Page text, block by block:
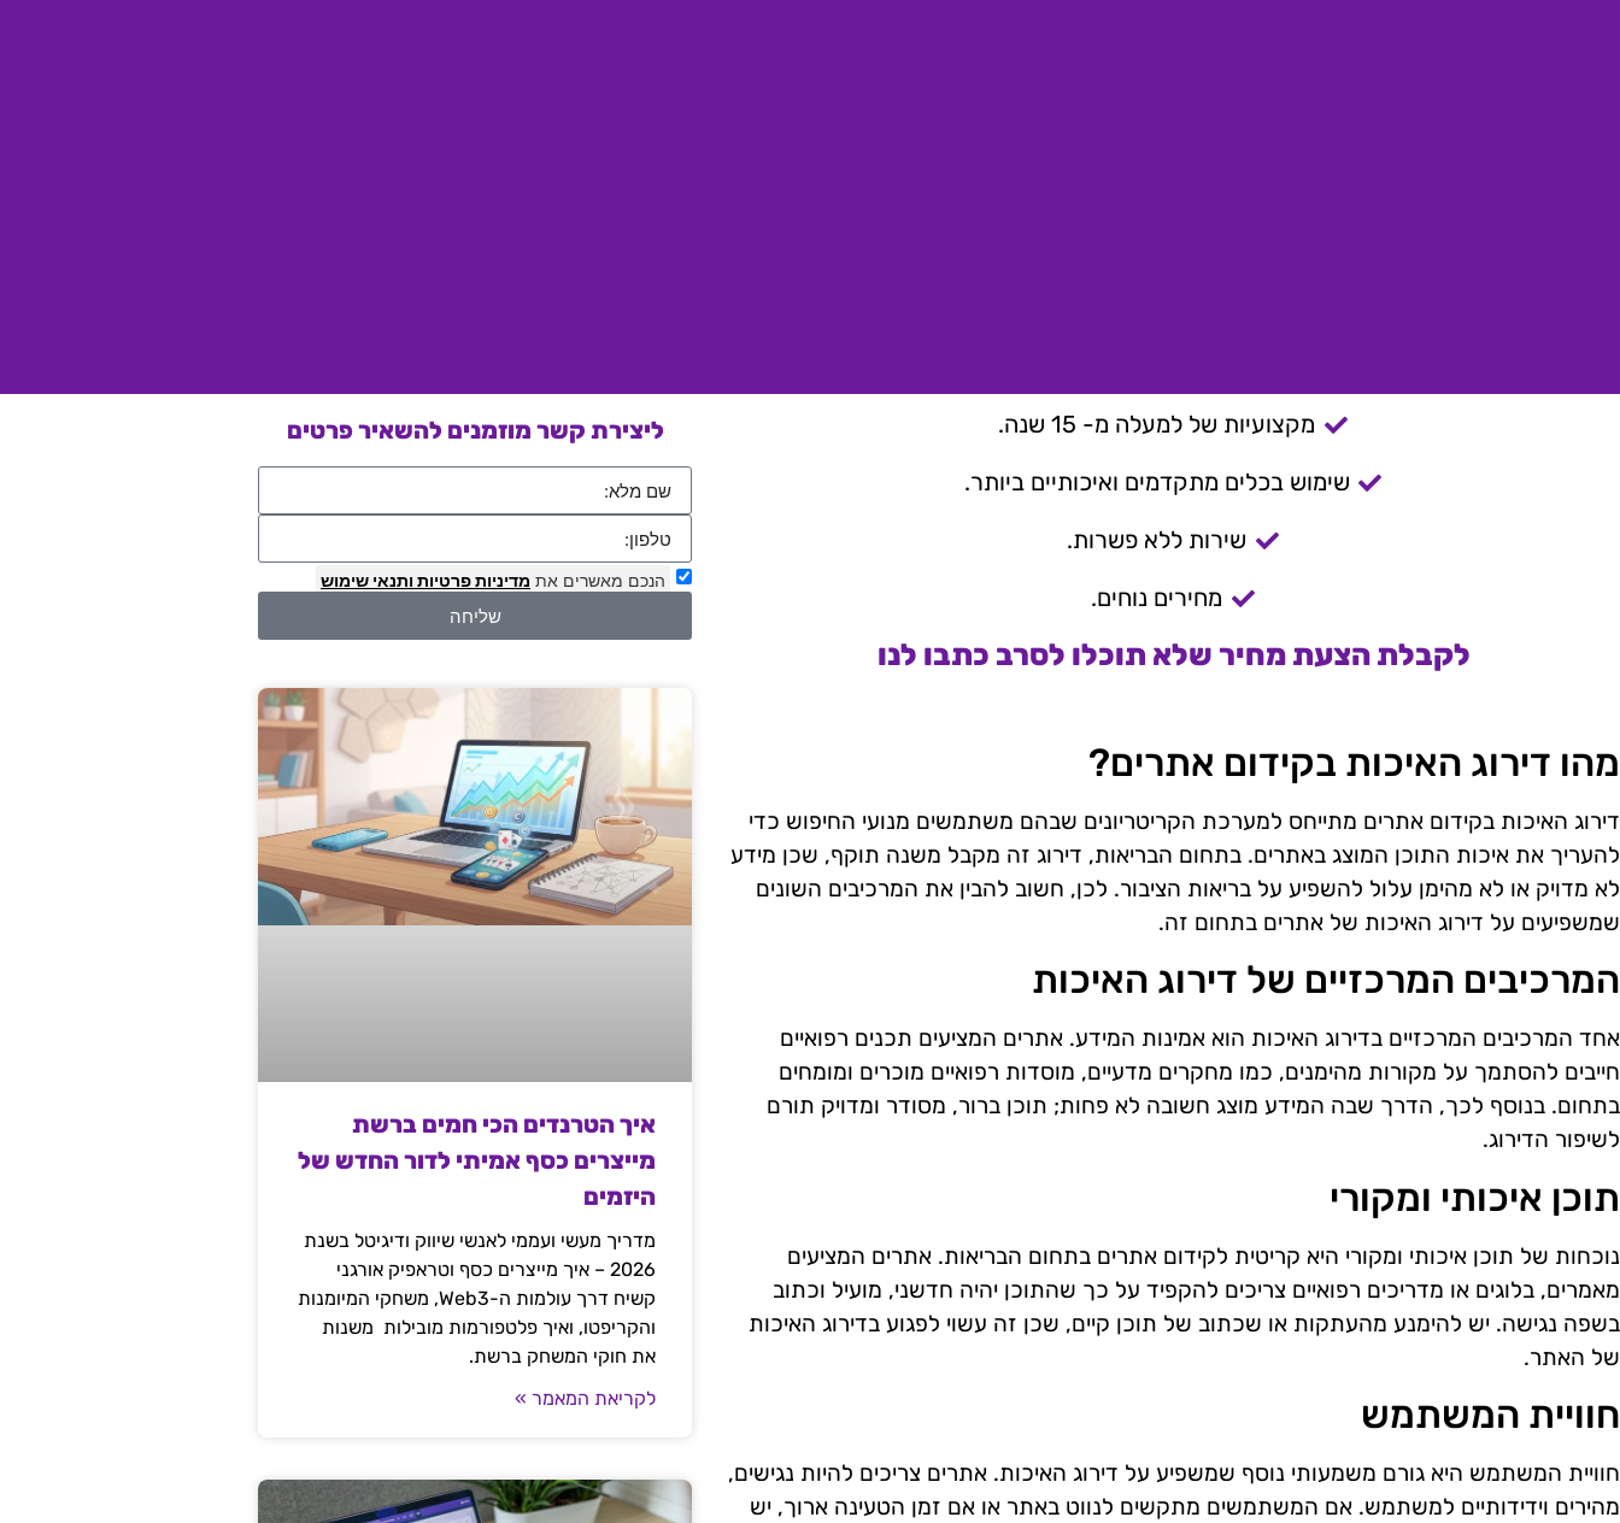
מקצועיות של למעלה מ- 15 שנה.
שימוש בכלים מתקדמים ואיכותיים ביותר.
שירות ללא פשרות.
מחירים נוחים.
לקבלת הצעת מחיר שלא תוכלו לסרב כתבו לנו
מהו דירוג האיכות בקידום אתרים?
דירוג האיכות בקידום אתרים מתייחס למערכת הקריטריונים שבהם משתמשים מנועי החיפוש כדי
להעריך את איכות התוכן המוצג באתרים. בתחום הבריאות, דירוג זה מקבל משנה תוקף, שכן מידע
לא מדויק או לא מהימן עלול להשפיע על בריאות הציבור. לכן, חשוב להבין את המרכיבים השונים
שמשפיעים על דירוג האיכות של אתרים בתחום זה.
המרכיבים המרכזיים של דירוג האיכות
אחד המרכיבים המרכזיים בדירוג האיכות הוא אמינות המידע. אתרים המציעים תכנים רפואיים
חייבים להסתמך על מקורות מהימנים, כמו מחקרים מדעיים, מוסדות רפואיים מוכרים ומומחים
בתחום. בנוסף לכך, הדרך שבה המידע מוצג חשובה לא פחות; תוכן ברור, מסודר ומדויק תורם
לשיפור הדירוג.
תוכן איכותי ומקורי
נוכחות של תוכן איכותי ומקורי היא קריטית לקידום אתרים בתחום הבריאות. אתרים המציעים
מאמרים, בלוגים או מדריכים רפואיים צריכים להקפיד על כך שהתוכן יהיה חדשני, מועיל וכתוב
בשפה נגישה. יש להימנע מהעתקות או שכתוב של תוכן קיים, שכן זה עשוי לפגוע בדירוג האיכות
של האתר.
חוויית המשתמש
חוויית המשתמש היא גורם משמעותי נוסף שמשפיע על דירוג האיכות. אתרים צריכים להיות נגישים,
מהירים וידידותיים למשתמש. אם המשתמשים מתקשים לנווט באתר או אם זמן הטעינה ארוך, יש
ליצירת קשר מוזמנים להשאיר פרטים
הנכם מאשרים את מדיניות פרטיות ותנאי שימוש
שליחה
איך הטרנדים הכי חמים ברשת
מייצרים כסף אמיתי לדור החדש של
היזמים
מדריך מעשי ועממי לאנשי שיווק ודיגיטל בשנת
2026 – איך מייצרים כסף וטראפיק אורגני
קשיח דרך עולמות ה-Web3, משחקי המיומנות
והקריפטו, ואיך פלטפורמות מובילות משנות
את חוקי המשחק ברשת.
לקריאת המאמר »